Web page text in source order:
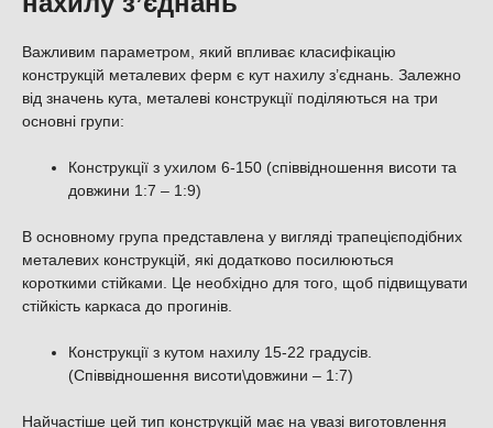
Важливим параметром, який впливає класифікацію
конструкцій металевих ферм є кут нахилу з’єднань. Залежно
від значень кута, металеві конструкції поділяються на три
основні групи:
Конструкції з ухилом 6-150 (співвідношення висоти та
довжини 1:7 – 1:9)
В основному група представлена ​​у вигляді трапецієподібних
металевих конструкцій, які додатково посилюються
короткими стійками. Це необхідно для того, щоб підвищувати
стійкість каркаса до прогинів.
Конструкції з кутом нахилу 15-22 градусів.
(Співвідношення висоти\довжини – 1:7)
Найчастіше цей тип конструкцій має на увазі виготовлення